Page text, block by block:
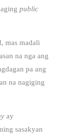
public
mas madali
na nga ang
pa ang
na nagiging
ay
sasakyan